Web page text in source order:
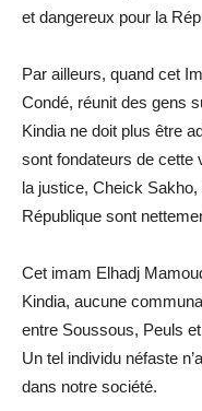
et dangereux pour la
Par ailleurs, quand cet
Condé, réunit des gens
Kindia ne doit plus être
sont fondateurs de cette
la justice, Cheick
République sont
Cet imam Elhadj
Kindia, aucune
entre Soussous, Peuls
Un tel individu néfaste
dans notre société.